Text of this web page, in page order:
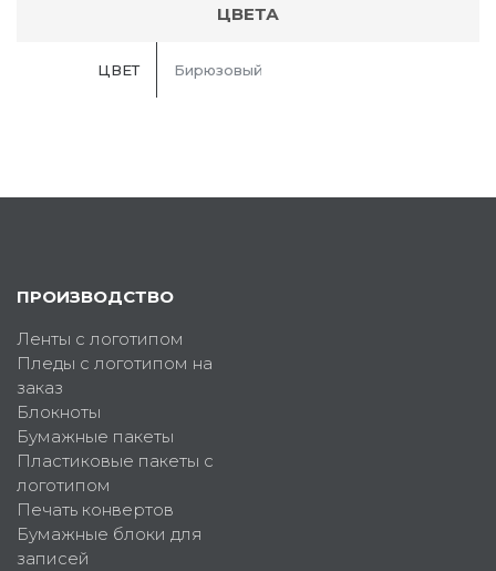
ЦВЕТА
ЦВЕТ Бирюзовый
ПРОИЗВОДСТВО
Ленты с логотипом
Пледы с логотипом на
заказ
Блокноты
Бумажные пакеты
Пластиковые пакеты с
логотипом
Печать конвертов
Бумажные блоки для
записей